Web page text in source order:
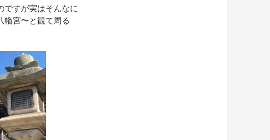
ですが実はそんなに
幡宮〜と観て周る